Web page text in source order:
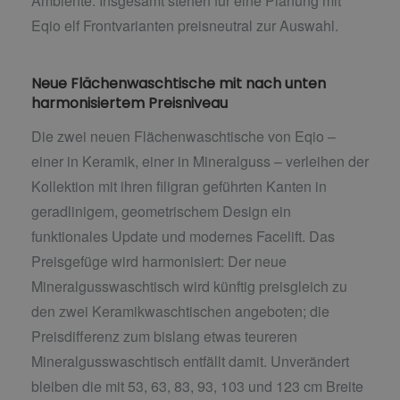
Eqio elf Frontvarianten preisneutral zur Auswahl.
Neue Flächenwaschtische mit nach unten
harmonisiertem Preisniveau
Die zwei neuen Flächenwaschtische von Eqio –
einer in Keramik, einer in Mineralguss – verleihen der
Kollektion mit ihren filigran geführten Kanten in
geradlinigem, geometrischem Design ein
funktionales Update und modernes Facelift. Das
Preisgefüge wird harmonisiert: Der neue
Mineralgusswaschtisch wird künftig preisgleich zu
den zwei Keramikwaschtischen angeboten; die
Preisdifferenz zum bislang etwas teureren
Mineralgusswaschtisch entfällt damit. Unverändert
bleiben die mit 53, 63, 83, 93, 103 und 123 cm Breite